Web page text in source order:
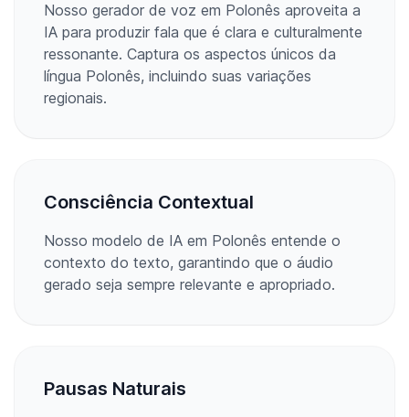
Nosso gerador de voz em Polonês aproveita a
IA para produzir fala que é clara e culturalmente
ressonante. Captura os aspectos únicos da
língua Polonês, incluindo suas variações
regionais.
Consciência Contextual
Nosso modelo de IA em Polonês entende o
contexto do texto, garantindo que o áudio
gerado seja sempre relevante e apropriado.
Pausas Naturais